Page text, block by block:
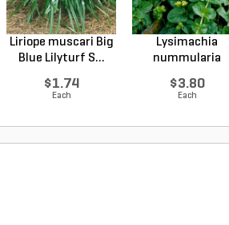
Liriope muscari Big
Blue Lilyturf S...
$1.74
Each
Lysimachia
nummularia
$3.80
Each